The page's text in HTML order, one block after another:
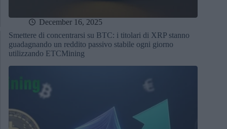
December 16, 2025
Smettere di concentrarsi su BTC: i titolari di XRP stanno
guadagnando un reddito passivo stabile ogni giorno
utilizzando ETCMining